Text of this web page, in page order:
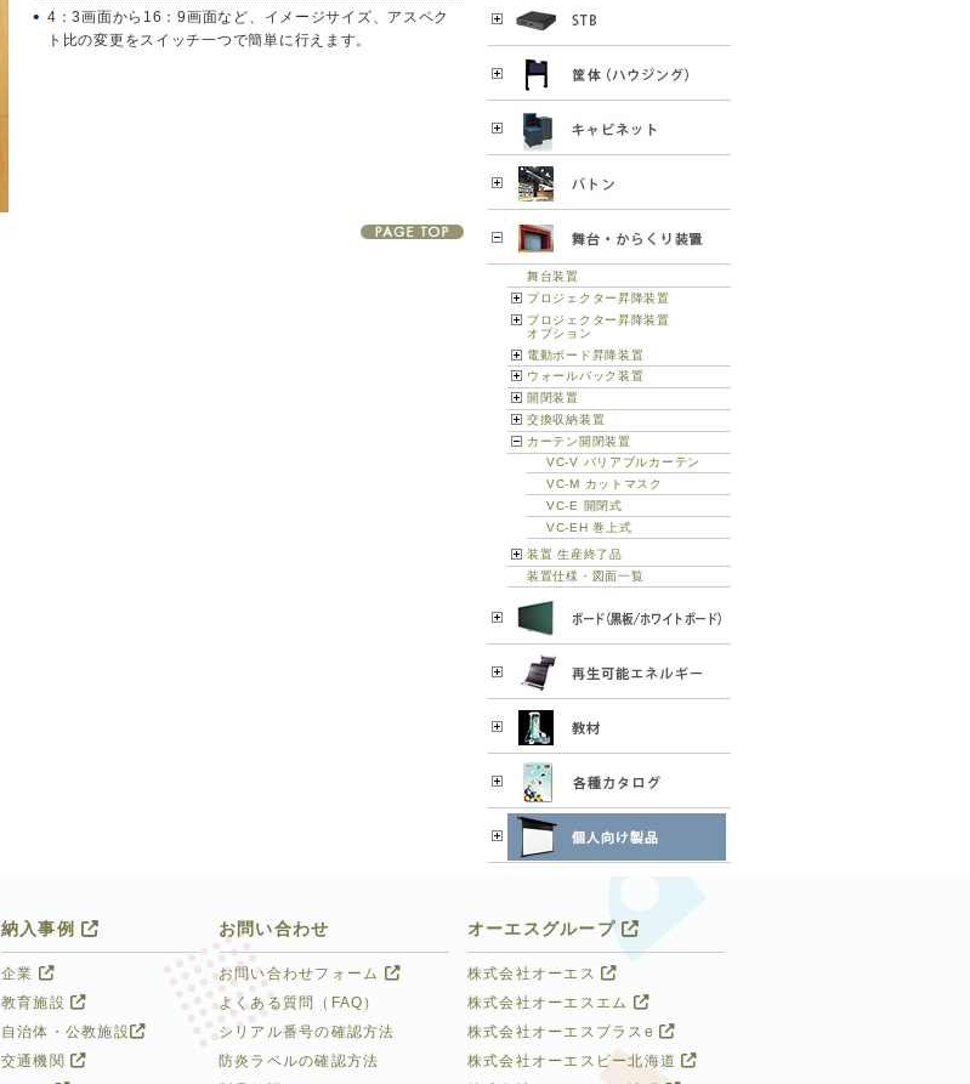
4：3画面から16：9画面など、イメージサイズ、アスペク
ト比の変更をスイッチ一つで簡単に行えます。
舞台装置
プロジェクター昇降装置
プロジェクター昇降装置
オプション
電動ボード昇降装置
ウォールバック装置
開閉装置
交換収納装置
カーテン開閉装置
VC-V バリアブルカーテン
VC-M カットマスク
VC-E 開閉式
VC-EH 巻上式
装置 生産終了品
装置仕様・図面一覧
オーエスグループ
株式会社オーエス
株式会社オーエスエム
株式会社オーエスプラスe
株式会社オーエスビー北海道
お問い合わせ
お問い合わせフォーム
よくある質問（FAQ）
シリアル番号の確認方法
防炎ラベルの確認方法
納入事例
企業
教育施設
自治体・公教施設
交通機関